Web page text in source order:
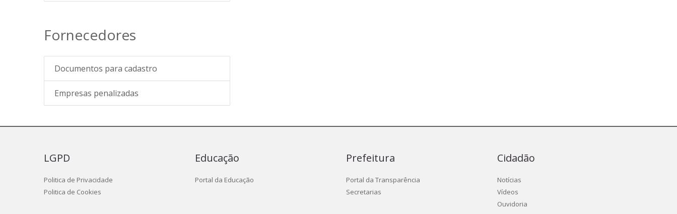
Fornecedores
Documentos para cadastro
Empresas penalizadas
LGPD
Politica de Privacidade
Politica de Cookies
Educação
Portal da Educação
Prefeitura
Portal da Transparência
Secretarias
Cidadão
Notícias
Vídeos
Ouvidoria